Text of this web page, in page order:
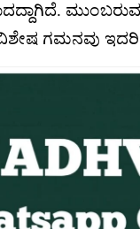
ಗಮನವು